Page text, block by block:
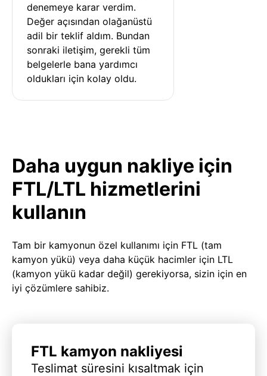
denemeye karar verdim.
Değer açısından olağanüstü
adil bir teklif aldım. Bundan
sonraki iletişim, gerekli tüm
belgelerle bana yardımcı
oldukları için kolay oldu.
Daha uygun nakliye için
FTL/LTL hizmetlerini
kullanın
Tam bir kamyonun özel kullanımı için FTL (tam
kamyon yükü) veya daha küçük hacimler için LTL
(kamyon yükü kadar değil) gerekiyorsa, sizin için en
iyi çözümlere sahibiz.
FTL kamyon nakliyesi
Teslimat süresini kısaltmak için